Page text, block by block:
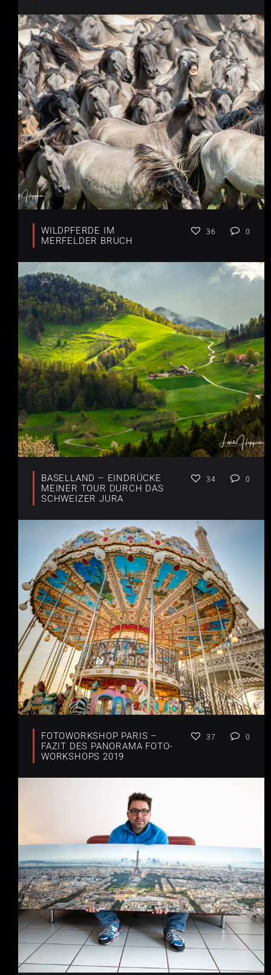
WILDPFERDE IM
MERFELDER BRUCH
36 0
BASELLAND – EINDRÜCKE
MEINER TOUR DURCH DAS
SCHWEIZER JURA
34 0
FOTOWORKSHOP PARIS –
FAZIT DES PANORAMA FOTO-
WORKSHOPS 2019
37 0